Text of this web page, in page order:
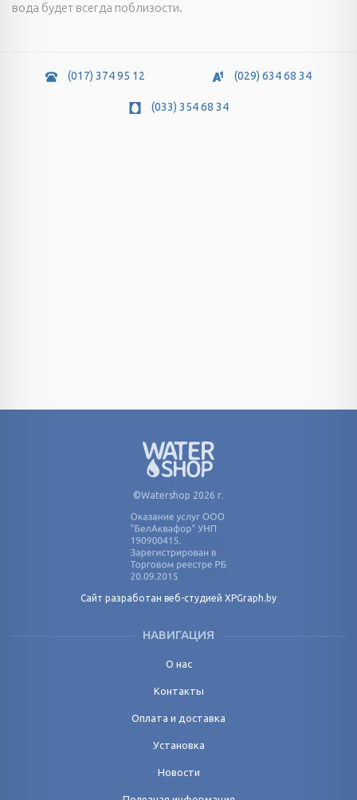
вода будет всегда поблизости.
(017) 374 95 12 (029) 634 68 34
(033) 354 68 34
©Watershop 2026 г.
Сайт разработан веб-студией XPGraph.by
НАВИГАЦИЯ
О нас
Контакты
Оплата и доставка
Установка
Новости